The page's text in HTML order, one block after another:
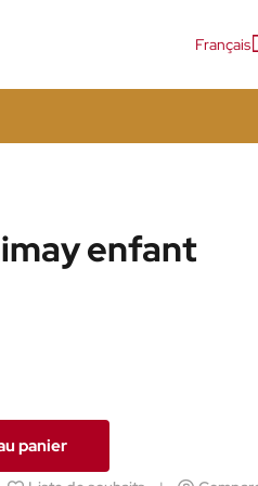
Français
enfant
panier